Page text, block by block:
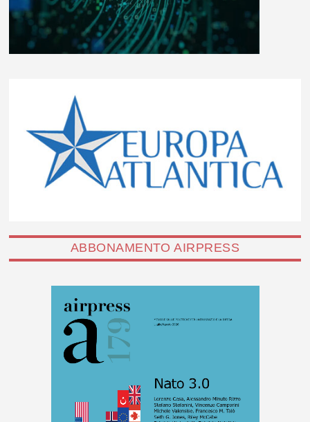
ABBONAMENTO AIRPRESS